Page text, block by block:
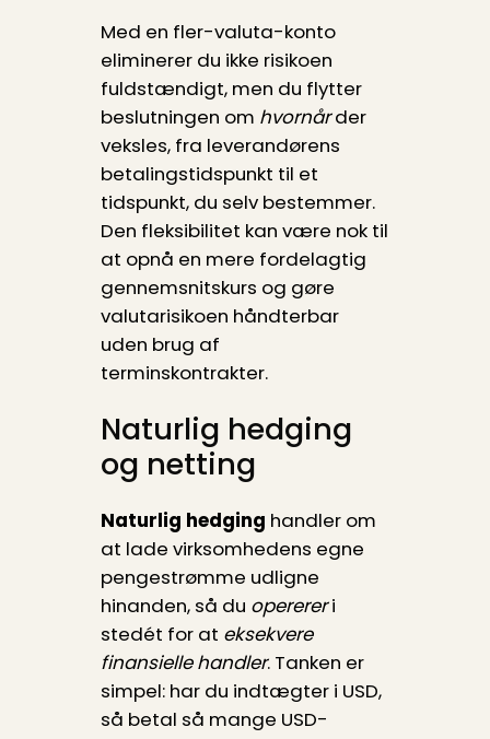
Med en fler-valuta-konto
eliminerer du ikke risikoen
fuldstændigt, men du flytter
beslutningen om hvornårder
veksles, fra leverandørens
betalingstidspunkt til et
tidspunkt, du selv bestemmer.
Den fleksibilitet kan være nok til
at opnå en mere fordelagtig
gennemsnitskurs og gøre
valutarisikoen håndterbar
uden brug af
terminskontrakter.
Naturlig hedging
og netting
Naturlig hedging handler om
at lade virksomhedens egne
pengestrømme udligne
hinanden, så du operereri
stedét for at eksekvere
finansielle handler. Tanken er
simpel: har du indtægter i USD,
så betal så mange USD-